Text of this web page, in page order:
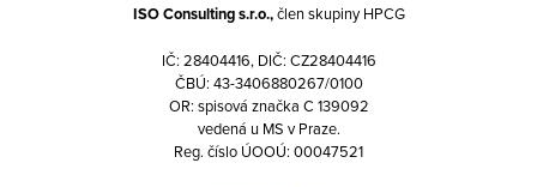
ISO Consulting s.r.o.,člen skupiny HPCG
IČ: 28404416, DIČ: CZ28404416
ČBÚ: 43-3406880267/0100
OR: spisová značka C 139092
vedená u MS v Praze.
Reg. číslo ÚOOÚ: 00047521